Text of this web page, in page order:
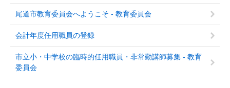
尾道市教育委員会へようこそ - 教育委員会
会計年度任用職員の登録
市立小・中学校の臨時的任用職員・非常勤講師募集 - 教育
委員会